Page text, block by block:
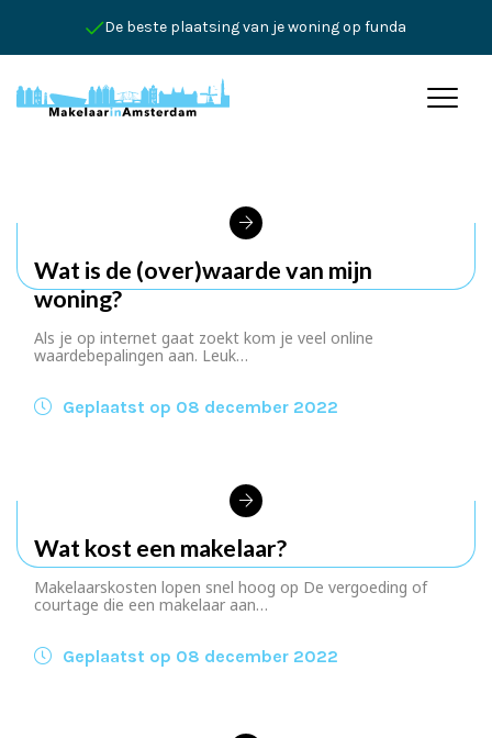
De beste plaatsing van je woning op funda
Wat is de (over)waarde van mijn
woning?
Als je op internet gaat zoekt kom je veel online
waardebepalingen aan. Leuk…
Geplaatst op 08 december 2022
Wat kost een makelaar?
Makelaarskosten lopen snel hoog op De vergoeding of
courtage die een makelaar aan…
Geplaatst op 08 december 2022